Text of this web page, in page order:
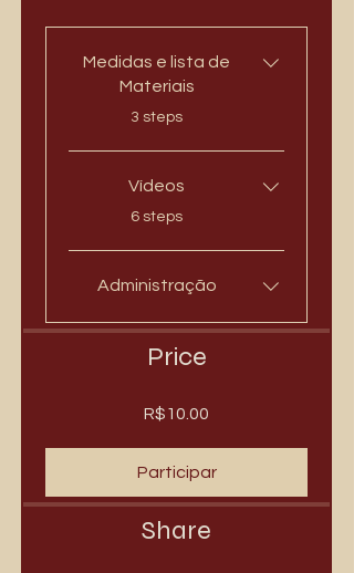
Medidas e lista de
Materiais
.
3 steps
Vídeos
.
6 steps
Administração
Price
R$10.00
Participar
Share